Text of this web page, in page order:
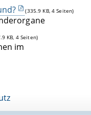
(335.9 KB, 4 Seiten)
KB, 4 Seiten)
im